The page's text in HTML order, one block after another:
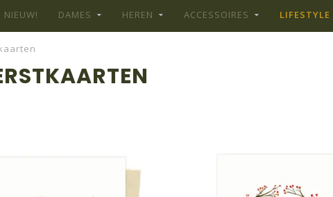
NIEUW! DAMES HEREN ACCESSOIRES LIFESTYLE